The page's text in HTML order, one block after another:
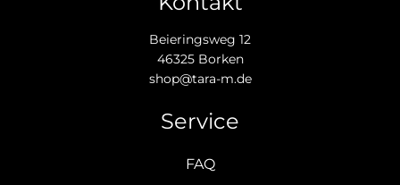
Beieringsweg 12
46325 Borken
shop@tara-m.de
Service
FAQ